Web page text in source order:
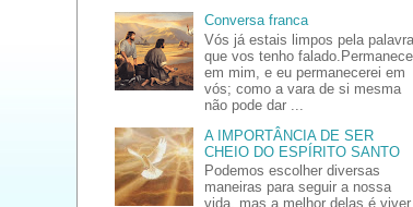
Conversa franca
Vós já estais limpos pela palavra
que vos tenho
em mim, e eu permanecerei em
vós; como a vara de si mesma
não pode dar ...
A IMPORTÂNCIA DE SER
CHEIO DO ESPÍRITO SANTO
Podemos escolher diversas
maneiras para seguir a nossa
vida, mas a melhor delas é viver